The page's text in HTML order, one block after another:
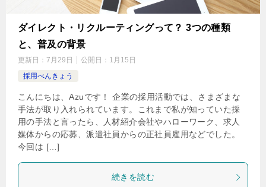
ダイレクト・リクルーティングって？ 3つの種類
と、普及の背景
更新日： 7月29日 公開日： 1月15日
採用べんきょう
こんにちは、Azuです！ 企業の採用活動では、さまざまな
手法が取り入れられています。これまで私が知っていた採
用の手法と言ったら、人材紹介会社やハローワーク、求人
媒体からの応募、派遣社員からの正社員雇用などでした。
今回は […]
続きを読む